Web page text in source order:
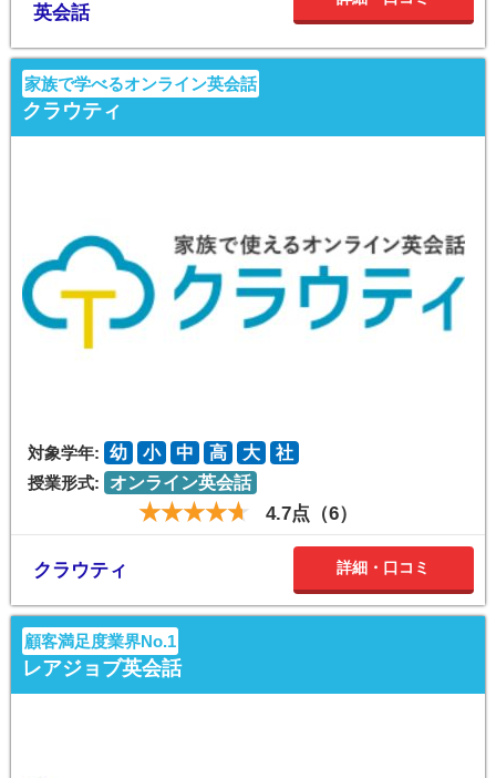
英会話
家族で学べるオンライン英会話
クラウティ
対象学年: 幼 小 中 高 大
社
授業形式:
オンライン英会話
4.7点（6）
クラウティ 詳細・口コミ
顧客満足度業界No.1
レアジョブ英会話